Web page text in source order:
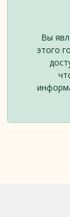
Вы
этого